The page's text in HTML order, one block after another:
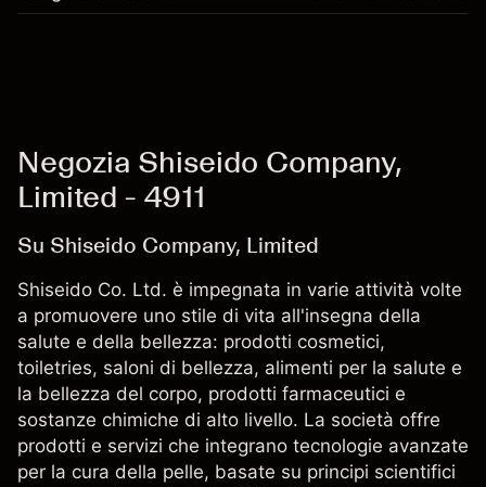
Negozia Shiseido Company,
Limited - 4911
Su Shiseido Company, Limited
Shiseido Co. Ltd. è impegnata in varie attività volte
a promuovere uno stile di vita all'insegna della
salute e della bellezza: prodotti cosmetici,
toiletries, saloni di bellezza, alimenti per la salute e
la bellezza del corpo, prodotti farmaceutici e
sostanze chimiche di alto livello. La società offre
prodotti e servizi che integrano tecnologie avanzate
per la cura della pelle, basate su principi scientifici